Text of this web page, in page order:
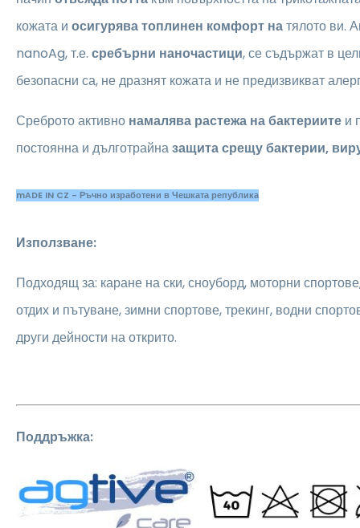
кожата и осигурява топлинен комфорт натялото ви.
nanoAg, т.е. сребърни наночастици, се съдържат в
безопасни са, не дразнят кожата и не предизвикват
Среброто активно намалява растежа на бактериите и
постоянна и дълготрайназащита срещу бактерии,
mADE IN CZ - Ръчно изработени в Чешката република
Използване:
Подходящ за: каране на ски, сноуборд, моторни
отдих и пътуване, зимни спортове, трекинг, водни
други дейности на открито.
Поддръжка: